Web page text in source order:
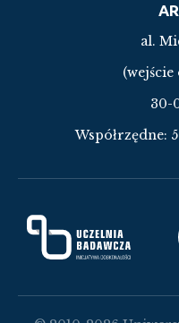
al.
30-
Współrzędne: